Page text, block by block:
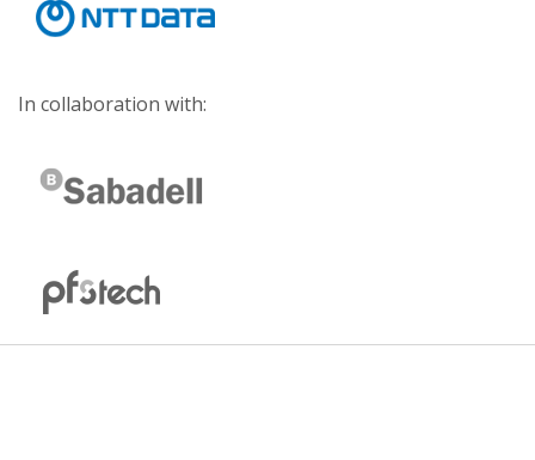
In collaboration with: